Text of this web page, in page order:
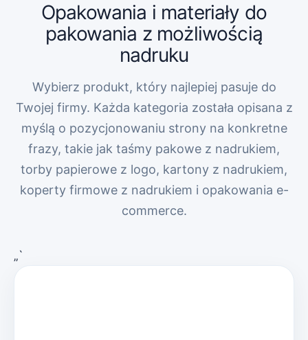
Opakowania i materiały do
pakowania z możliwością
nadruku
Wybierz produkt, który najlepiej pasuje do
Twojej firmy. Każda kategoria została opisana z
myślą o pozycjonowaniu strony na konkretne
frazy, takie jak taśmy pakowe z nadrukiem,
torby papierowe z logo, kartony z nadrukiem,
koperty firmowe z nadrukiem i opakowania e-
commerce.
„`